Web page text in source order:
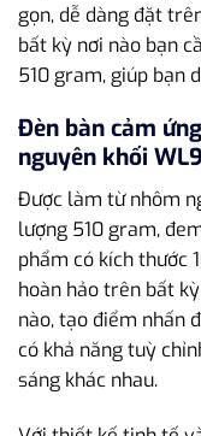
gọn, dễ dàng đặt
bất kỳ nơi nào bạn
510 gram, giúp bạn
Đèn bàn cảm
nguyên khối
Được làm từ nhôm
lượng 510 gram,
phẩm có kích thước
hoàn hảo trên bất
nào, tạo điểm nhấn
có khả năng tuỳ
sáng khác nhau.